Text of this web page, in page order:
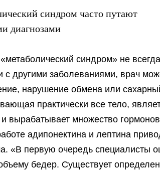
синдром часто путают
диагнозами
синдром» не
с другими заболеваниями, врач
нарушение обмена или
практически все тело,
и вырабатывает множество
адипонектина и лептина
«В первую очередь специалисты
бедер. Существует